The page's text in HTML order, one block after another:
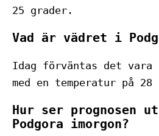
25 grader.
Vad är vädret i
Idag förväntas det
med en temperatur på 28
Hur ser prognosen
Podgora imorgon?